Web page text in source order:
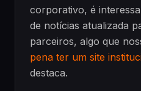
corporativo, é
de notícias atualizada
parceiros, algo que
pena ter um site
destaca.